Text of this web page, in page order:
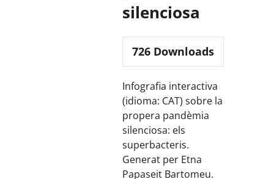
silenciosa
726Downloads
Infografia interactiva
(idioma: CAT) sobre la
propera pandèmia
silenciosa: els
superbacteris.
Generat per Etna
Papaseit Bartomeu.